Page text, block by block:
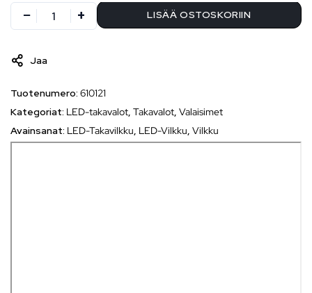
LISÄÄ OSTOSKORIIN
Jaa
Tuotenumero: 610121
Kategoriat: LED-takavalot, Takavalot, Valaisimet
Avainsanat: LED-Takavilkku, LED-Vilkku, Vilkku